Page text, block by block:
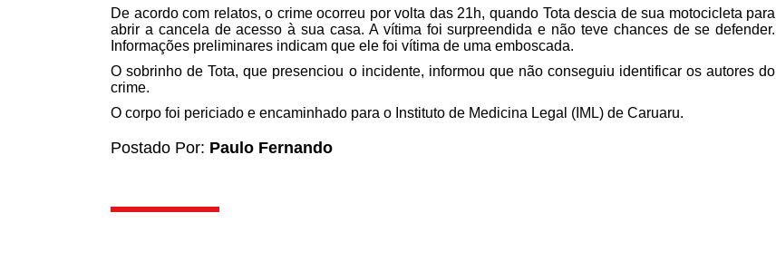
De acordo com relatos, o crime ocorreu por volta das 21h, quando Tota descia de sua motocicleta para
abrir a cancela de acesso à sua casa. A vítima foi surpreendida e não teve chances de se defender.
Informações preliminares indicam que ele foi vítima de uma emboscada.
O sobrinho de Tota, que presenciou o incidente, informou que não conseguiu identificar os autores do
crime.
O corpo foi periciado e encaminhado para o Instituto de Medicina Legal (IML) de Caruaru.
Postado Por: Paulo Fernando